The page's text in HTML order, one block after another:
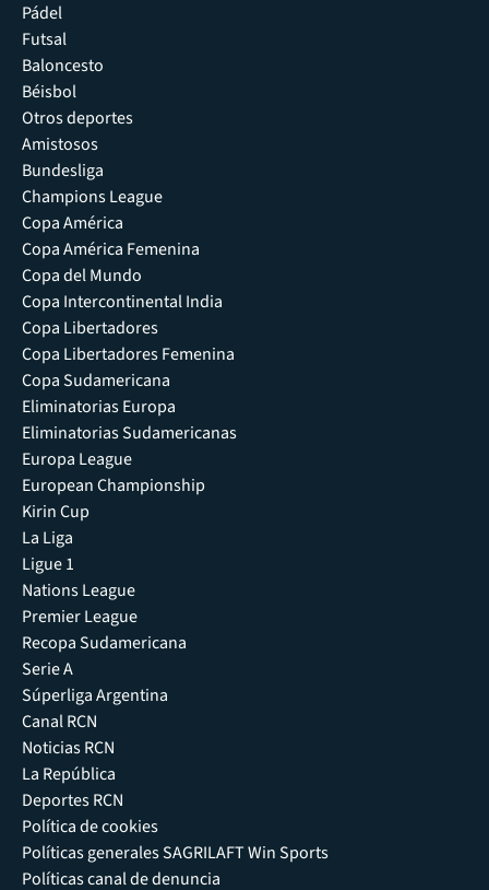
Pádel
Futsal
Baloncesto
Béisbol
Otros deportes
Amistosos
Bundesliga
Champions League
Copa América
Copa América Femenina
Copa del Mundo
Copa Intercontinental India
Copa Libertadores
Copa Libertadores Femenina
Copa Sudamericana
Eliminatorias Europa
Eliminatorias Sudamericanas
Europa League
European Championship
Kirin Cup
La Liga
Ligue 1
Nations League
Premier League
Recopa Sudamericana
Serie A
Súperliga Argentina
Canal RCN
Noticias RCN
La República
Deportes RCN
Política de cookies
Políticas generales SAGRILAFT Win Sports
Políticas canal de denuncia